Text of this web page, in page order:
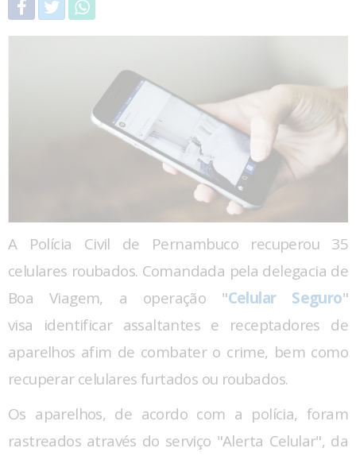
A Polícia Civil de Pernambuco recuperou 35
celulares roubados. Comandada pela delegacia de
Boa Viagem, a operação "Celular Seguro"
visa identificar assaltantes e receptadores de
aparelhos afim de combater o crime, bem como
recuperar celulares furtados ou roubados.
Os aparelhos, de acordo com a polícia, foram
rastreados através do serviço "Alerta Celular", da